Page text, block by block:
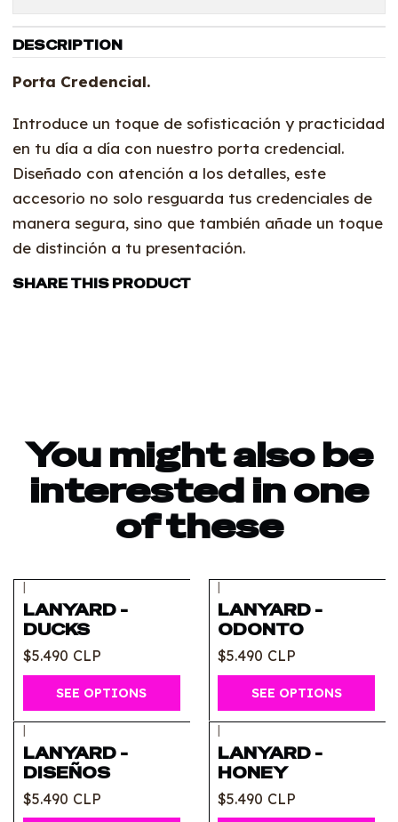
DESCRIPTION
Porta Credencial.
Introduce un toque de sofisticación y practicidad
en tu día a día con nuestro porta credencial.
Diseñado con atención a los detalles, este
accesorio no solo resguarda tus credenciales de
manera segura, sino que también añade un toque
de distinción a tu presentación.
SHARE THIS PRODUCT
You might also be
interested in one
of these
|
LANYARD -
DUCKS
$5.490 CLP
SEE OPTIONS
|
LANYARD -
ODONTO
$5.490 CLP
SEE OPTIONS
|
LANYARD -
DISEÑOS
$5.490 CLP
|
LANYARD -
HONEY
$5.490 CLP